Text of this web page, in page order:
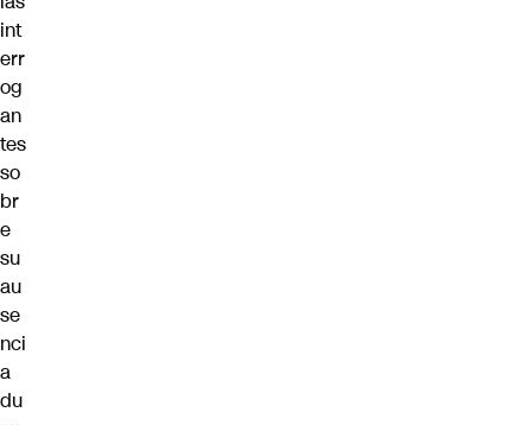
int
err
og
an
tes
so
br
e
su
au
se
nci
a
du